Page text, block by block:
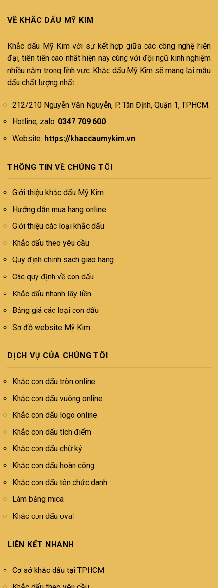
VỀ KHẮC DẤU MỸ KIM
Khắc dấu Mỹ Kim với sự kết hợp giữa các công nghệ hiện
đại, tiên tiến cao nhất hiện nay cùng với đội ngũ kinh nghiệm
nhiều năm trong lĩnh vực. Khắc dấu Mỹ Kim sẽ mang lại mẫu
dấu chất lượng nhất.
212/210 Nguyễn Văn Nguyễn, P. Tân Định, Quận 1, TPHCM.
Hotline, zalo: 0347 709 600
Website: https://khacdaumykim.vn
THÔNG TIN VỀ CHÚNG TÔI
Giới thiệu khắc dấu Mỹ Kim
Hướng dẫn mua hàng online
Giới thiệu các loại khắc dấu
Khắc dấu theo yêu cầu
Quy định chính sách giao hàng
Các quy định về con dấu
Khắc dấu nhanh lấy liền
Bảng giá các loại con dấu
Sơ đồ website Mỹ Kim
DỊCH VỤ CỦA CHÚNG TÔI
Khắc con dấu tròn online
Khắc con dấu vuông online
Khắc con dấu logo online
Khắc con dấu tích điểm
Khắc con dấu chữ ký
Khắc con dấu hoàn công
Khắc con dấu tên chức danh
Làm bảng mica
Khắc con dấu oval
LIÊN KẾT NHANH
Cơ sở khắc dấu tại TPHCM